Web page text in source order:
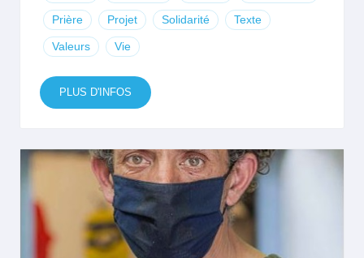
Prière Projet Solidarité Texte
Valeurs Vie
PLUS D'INFOS